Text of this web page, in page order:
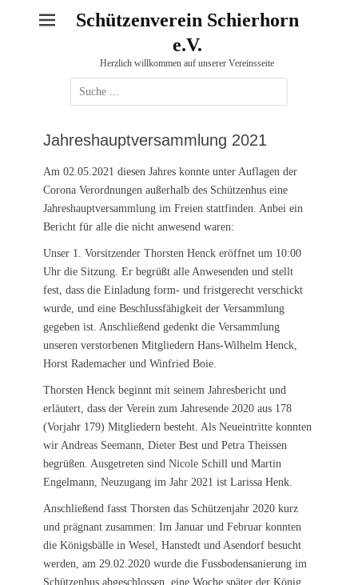
Schützenverein Schierhorn
e.V.
Herzlich willkommen auf unserer Vereinsseite
Suche
nach:
Jahreshauptversammlung 2021
Am 02.05.2021 diesen Jahres konnte unter Auflagen der
Corona Verordnungen außerhalb des Schützenhus eine
Jahreshauptversammlung im Freien stattfinden. Anbei ein
Bericht für alle die nicht anwesend waren:
Unser 1. Vorsitzender Thorsten Henck eröffnet um 10:00
Uhr die Sitzung. Er begrüßt alle Anwesenden und stellt
fest, dass die Einladung form- und fristgerecht verschickt
wurde, und eine Beschlussfähigkeit der Versammlung
gegeben ist. Anschließend gedenkt die Versammlung
unseren verstorbenen Mitgliedern Hans-Wilhelm Henck,
Horst Rademacher und Winfried Boie.
Thorsten Henck beginnt mit seinem Jahresbericht und
erläutert, dass der Verein zum Jahresende 2020 aus 178
(Vorjahr 179) Mitgliedern besteht. Als Neueintritte konnten
wir Andreas Seemann, Dieter Best und Petra Theissen
begrüßen. Ausgetreten sind Nicole Schill und Martin
Engelmann, Neuzugang im Jahr 2021 ist Larissa Henk.
Anschließend fasst Thorsten das Schützenjahr 2020 kurz
und prägnant zusammen: Im Januar und Februar konnten
die Königsbälle in Wesel, Hanstedt und Asendorf besucht
werden, am 29.02.2020 wurde die Fussbodensanierung im
Schützenhus abgeschlossen, eine Woche später der König